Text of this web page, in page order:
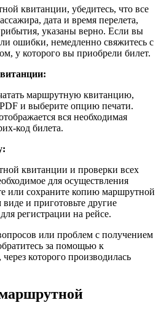
квитанции, убедитесь, что все
дата и время перелета,
указаны верно. Если вы
ошибки, немедленно свяжитесь с
у которого вы приобрели билет.
маршрутную квитанцию,
и выберите опцию печати.
вся необходимая
код билета.
квитанции и проверки всех
для осуществления
или сохраните копию маршрутной
и приготовьте другие
регистрации на рейсе.
или проблем с получением
за помощью к
которого производилась